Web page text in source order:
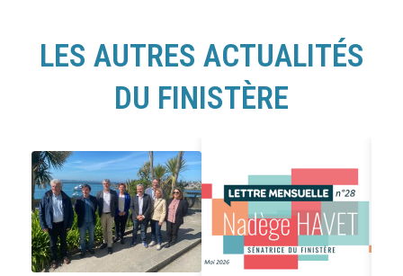
LES AUTRES ACTUALITÉS
DU FINISTÈRE